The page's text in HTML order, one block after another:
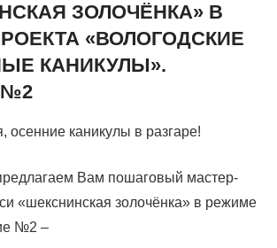
ЗОЛОЧЁНКА» В
«ВОЛОГОДСКИЕ
КАНИКУЛЫ».
№2
осенние каникулы в разгаре!
Вам пошаговый мастер-
«шекснинская золочёнка» в режиме
№2 –